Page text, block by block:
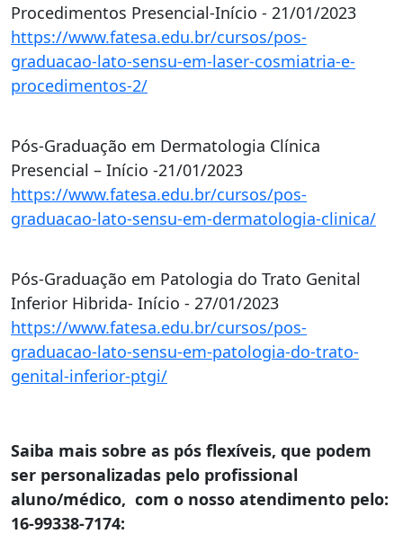
Procedimentos Presencial-Início - 21/01/2023
https://www.fatesa.edu.br/cursos/pos-
graduacao-lato-sensu-em-laser-cosmiatria-e-
procedimentos-2/
Pós-Graduação em Dermatologia Clínica
Presencial – Início -21/01/2023
https://www.fatesa.edu.br/cursos/pos-
graduacao-lato-sensu-em-dermatologia-clinica/
Pós-Graduação em Patologia do Trato Genital
Inferior Hibrida- Início - 27/01/2023
https://www.fatesa.edu.br/cursos/pos-
graduacao-lato-sensu-em-patologia-do-trato-
genital-inferior-ptgi/
Saiba mais sobre as pós flexíveis, que podem
ser personalizadas pelo profissional
aluno/médico, com o nosso atendimento pelo:
16-99338-7174: